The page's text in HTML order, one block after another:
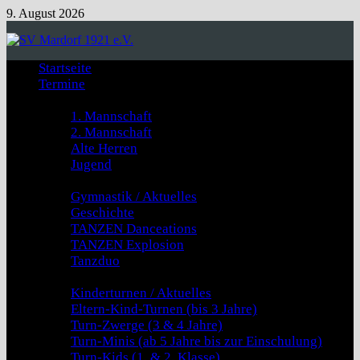
Zum
springen
9. August 2026
Startseite
Termine
1. Mannschaft
2. Mannschaft
Alte Herren
Jugend
Gymnastik / Aktuelles
Geschichte
TANZEN Danceations
TANZEN Explosion
Tanzduo
Kinderturnen / Aktuelles
Eltern-Kind-Turnen (bis 3 Jahre)
Turn-Zwerge (3 & 4 Jahre)
Turn-Minis (ab 5 Jahre bis zur Einschulung)